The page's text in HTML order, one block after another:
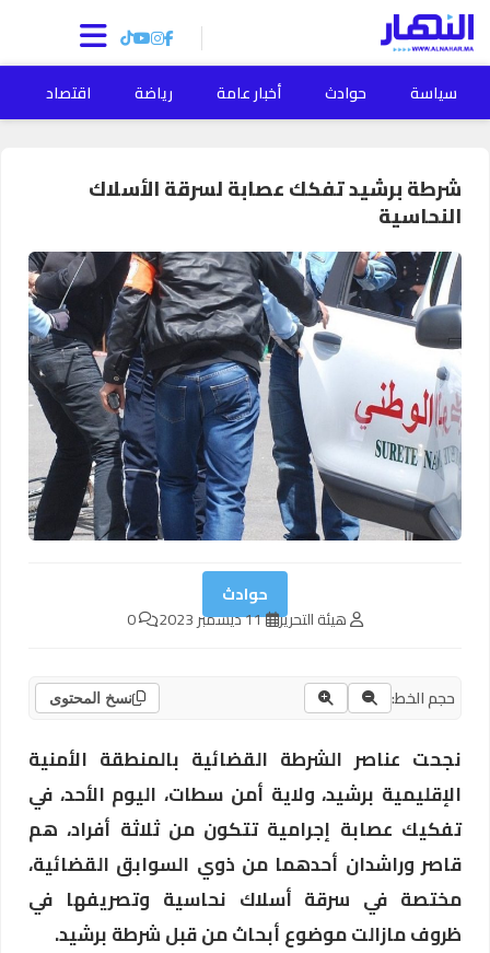
سياسة حوادث أخبار عامة رياضة اقتصاد
شرطة برشيد تفكك عصابة لسرقة الأسلاك
النحاسية
حوادث
هيئة التحرير 11 ديسمبر 2023
حجم الخط: نسخ المحتوى
نجحت عناصر الشرطة القضائية بالمنطقة الأمنية
الإقليمية برشيد، ولاية أمن سطات، اليوم الأحد، في
تفكيك عصابة إجرامية تتكون من ثلاثة أفراد، هم
قاصر وراشدان أحدهما من ذوي السوابق القضائية،
مختصة في سرقة أسلاك نحاسية وتصريفها في
ظروف مازالت موضوع أبحاث من قبل شرطة برشيد.